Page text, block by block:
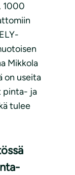
1000
Mikkola
on useita
pinta- ja
tulee